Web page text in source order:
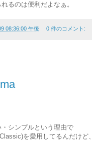
るのは便利だよなぁ。
08:36:00 午後 0 件のコメント:
シンプルという理由で
を愛用してるんだけど、